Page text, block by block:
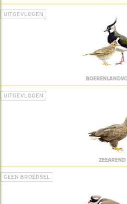
UITGEVLOGEN
UITGEVLOGEN
ZEEAREND
GEEN BROEDSEL